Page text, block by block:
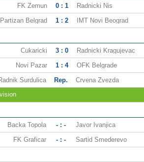
FK Zemun 0 : 1 Radnicki Nis
Partizan Belgrad 1 : 2 IMT Novi Beograd
Cukaricki 3 : 0 Radnicki Kragujevac
Novi Pazar 1 : 4 OFK Belgrade
Surdulica Rep.
Crvena Zvezda
Backa Topola - : - Javor Ivanjica
FK Graficar - : - Sartid Smederevo